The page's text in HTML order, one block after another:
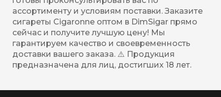
ассортименту и условиям поставки. Заказите
сигареты Cigaronne оптом в DimSigar прямо
сейчас и получите лучшую цену! Мы
гарантируем качество и своевременность
доставки вашего заказа. ⚠️ Продукция
предназначена для лиц, достигших 18 лет.